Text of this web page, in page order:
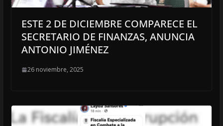
ESTE 2 DE DICIEMBRE COMPARECE EL
SECRETARIO DE FINANZAS, ANUNCIA
ANTONIO JIMÉNEZ
26 noviembre, 2025